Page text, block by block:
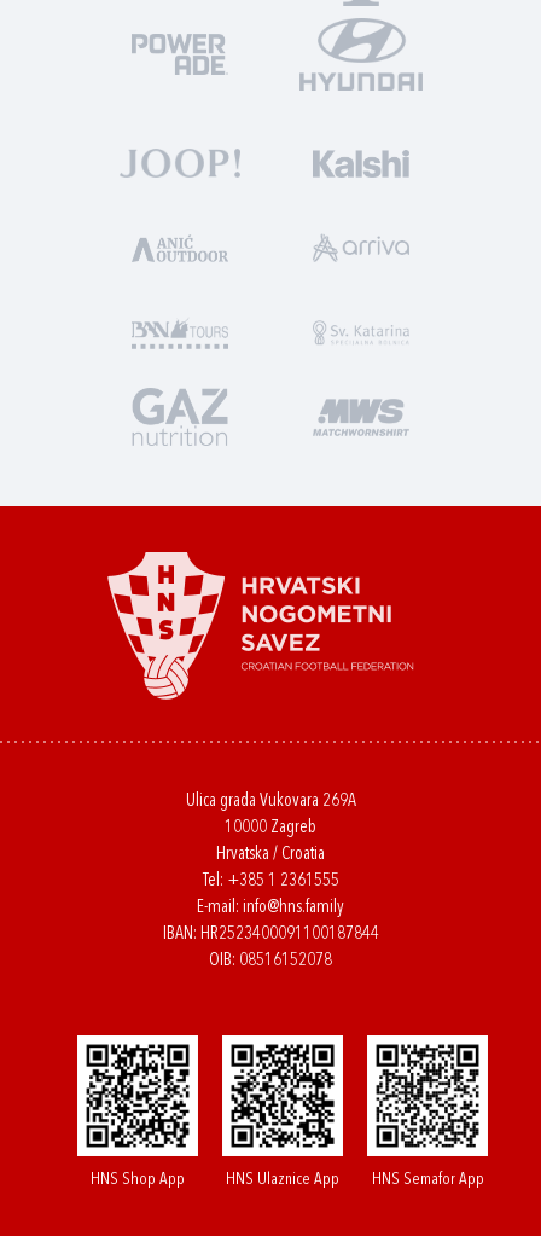
Ulica grada Vukovara 269A
10000 Zagreb
Hrvatska / Croatia
Tel: +385 1 2361555
E-mail: info@hns.family
IBAN: HR2523400091100187844
OIB: 08516152078
HNS Shop App HNS Ulaznice App HNS Semafor App